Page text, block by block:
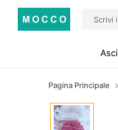
Pagina Principale